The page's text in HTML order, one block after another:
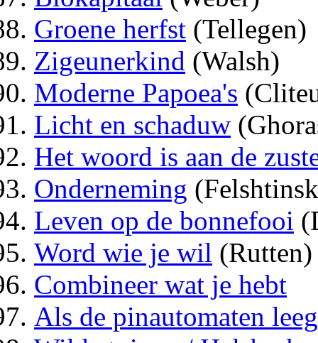
Groene herfst (Tellegen)
Zigeunerkind (Walsh)
Moderne Papoea's
Licht en schaduw
Het woord is aan de
Onderneming
Leven op de bonnefooi
Word wie je wil (Rutten)
Combineer wat je hebt
Als de pinautomaten